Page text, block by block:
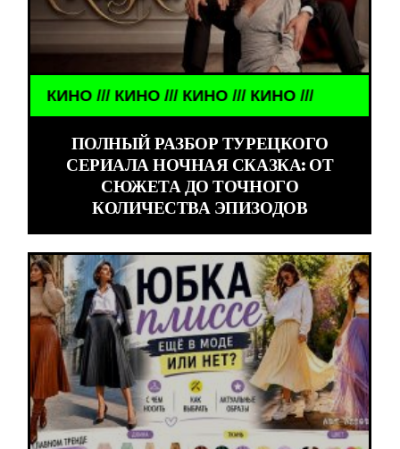
/// КИНО /// КИНО /// КИНО ///
ПОЛНЫЙ РАЗБОР ТУРЕЦКОГО
СЕРИАЛА НОЧНАЯ СКАЗКА: ОТ
СЮЖЕТА ДО ТОЧНОГО
КОЛИЧЕСТВА ЭПИЗОДОВ